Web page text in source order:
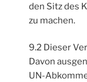
den Sitz des
zu machen.
9.2 Dieser
Davon
UN-